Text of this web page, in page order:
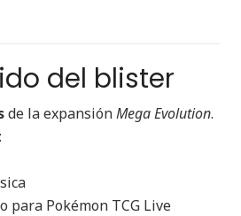
del blister
de la expansiónMega Evolution.
para Pokémon TCG Live